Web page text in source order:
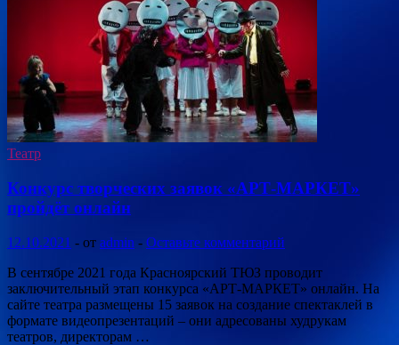
Театр
Конкурс творческих заявок «АРТ-МАРКЕТ»
пройдёт онлайн
12.10.2021 - от admin - Оставьте комментарий
В сентябре 2021 года Красноярский ТЮЗ проводит
заключительный этап конкурса «АРТ-МАРКЕТ» онлайн. На
сайте театра размещены 15 заявок на создание спектаклей в
формате видеопрезентаций – они адресованы худрукам
театров, директорам …